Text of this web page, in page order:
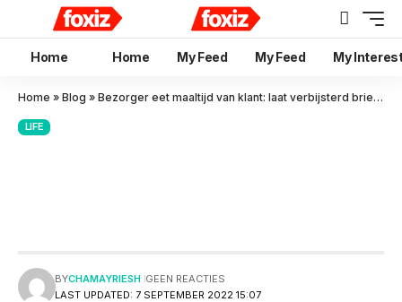
Home Home My Feed My Feed My
Home » Blog » Bezorger eet maaltijd van klant: laat verbijsterd briefje achter
LIFE
LAST UPDATED: 7 SEPTEMBER 2022 15:07
BYCHAMAYRIESH GEEN REACTIES